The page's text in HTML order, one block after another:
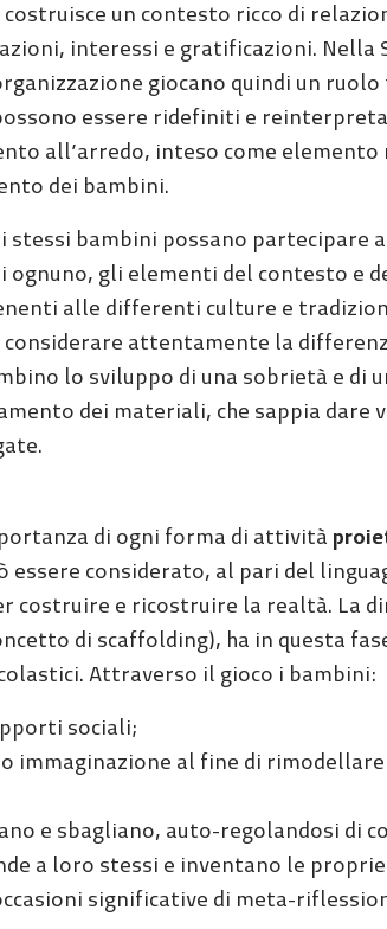
un contesto ricco di
interessi e gratificazioni. Nella
giocano quindi un
essere ridefiniti e
all’arredo, inteso come
dei bambini.
stessi bambini possano partecipare
ognuno, gli elementi del contesto e
alle differenti culture e
attentamente la
lo sviluppo di una sobrietà e
dei materiali, che sappia
di ogni forma di attività
essere considerato, al pari del
costruire e ricostruire la realtà. La
di scaffolding), ha in questa
Attraverso il gioco i bambini:
sociali;
immaginazione al fine di
e sbagliano, auto-regolandosi di
a loro stessi e inventano le
significative di meta-